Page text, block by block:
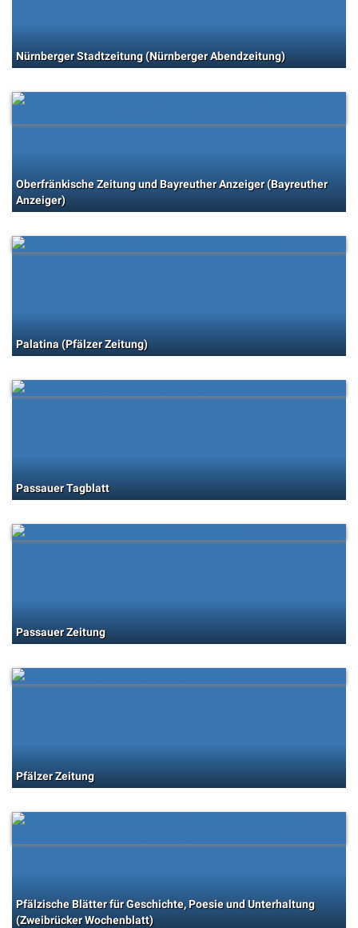
Nürnberger Stadtzeitung (Nürnberger Abendzeitung)
Oberfränkische Zeitung und Bayreuther Anzeiger (Bayreuther
Anzeiger)
Palatina (Pfälzer Zeitung)
Passauer Tagblatt
Passauer Zeitung
Pfälzer Zeitung
Pfälzische Blätter für Geschichte, Poesie und Unterhaltung
(Zweibrücker Wochenblatt)